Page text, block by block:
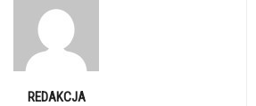
REDAKCJA